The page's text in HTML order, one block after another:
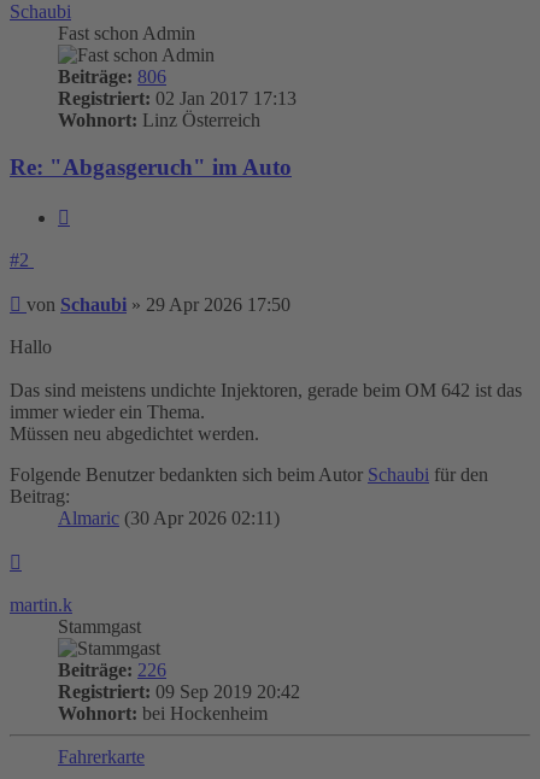
Schaubi
Fast schon Admin
Beiträge: 806
Registriert: 02 Jan 2017 17:13
Wohnort: Linz Österreich
Re: "Abgasgeruch" im Auto
#2
Beitrag
von Schaubi » 29 Apr 2026 17:50
Hallo
Das sind meistens undichte Injektoren, gerade beim OM 642 ist das
immer wieder ein Thema.
Müssen neu abgedichtet werden.
Folgende Benutzer bedankten sich beim Autor Schaubi für den
Beitrag:
Almaric (30 Apr 2026 02:11)
martin.k
Stammgast
Beiträge: 226
Registriert: 09 Sep 2019 20:42
Wohnort: bei Hockenheim
Fahrerkarte